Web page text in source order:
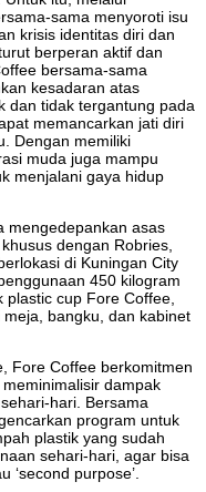
sama menyoroti isu
krisis identitas diri dan
berperan aktif dan
bersama-sama
kesadaran atas
dan tidak tergantung pada
memancarkan jati diri
Dengan memiliki
muda juga mampu
menjalani gaya hidup
mengedepankan asas
dengan Robries,
di Kuningan City
450 kilogram
cup Fore Coffee,
bangku, dan kabinet
Fore Coffee berkomitmen
dampak
hari. Bersama
program untuk
plastik yang sudah
sehari-hari, agar bisa
‘second purpose’.